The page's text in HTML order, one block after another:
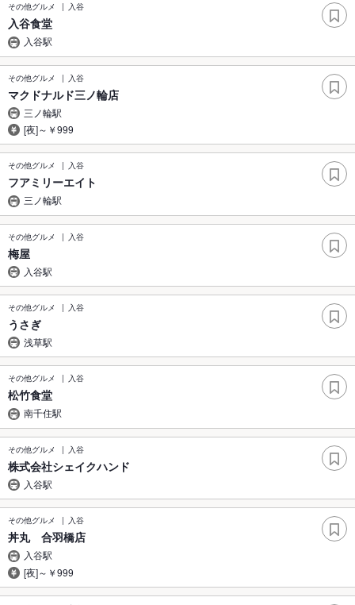
その他グルメ 入谷
入谷食堂
入谷駅
その他グルメ 入谷
マクドナルド三ノ輪店
三ノ輪駅
[夜]～￥999
その他グルメ 入谷
フアミリーエイト
三ノ輪駅
その他グルメ 入谷
梅屋
入谷駅
その他グルメ 入谷
うさぎ
浅草駅
その他グルメ 入谷
松竹食堂
南千住駅
その他グルメ 入谷
株式会社シェイクハンド
入谷駅
その他グルメ 入谷
丼丸 合羽橋店
入谷駅
[夜]～￥999